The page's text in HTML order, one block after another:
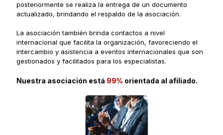
posteriormente se realiza la entrega de un documento
actualizado, brindando el respaldo de la asociación.
La asociación también brinda contactos a nivel
internacional que facilita la organización, favoreciendo el
intercambio y asistencia a eventos internacionales que son
gestionados y facilitados para los especialistas.
Nuestra asociación está 99% orientada al afiliado.